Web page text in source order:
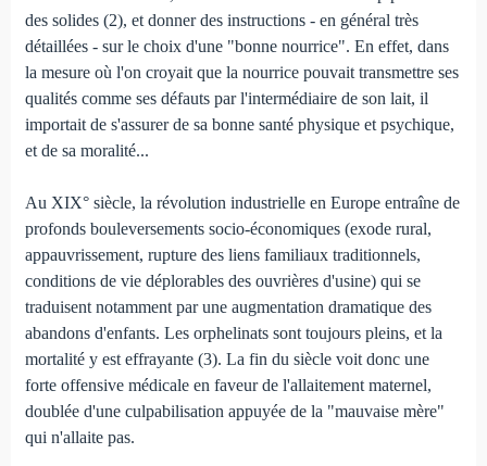
des solides (2), et donner des instructions - en général très
détaillées - sur le choix d'une "bonne nourrice". En effet, dans
la mesure où l'on croyait que la nourrice pouvait transmettre ses
qualités comme ses défauts par l'intermédiaire de son lait, il
importait de s'assurer de sa bonne santé physique et psychique,
et de sa moralité...
Au XIX° siècle, la révolution industrielle en Europe entraîne de
profonds bouleversements socio-économiques (exode rural,
appauvrissement, rupture des liens familiaux traditionnels,
conditions de vie déplorables des ouvrières d'usine) qui se
traduisent notamment par une augmentation dramatique des
abandons d'enfants. Les orphelinats sont toujours pleins, et la
mortalité y est effrayante (3). La fin du siècle voit donc une
forte offensive médicale en faveur de l'allaitement maternel,
doublée d'une culpabilisation appuyée de la "mauvaise mère"
qui n'allaite pas.